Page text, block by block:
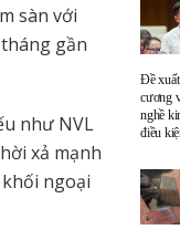
sàn với
gần
như NVL
xả mạnh
khối ngoại
Đề
cương
nghề
điều